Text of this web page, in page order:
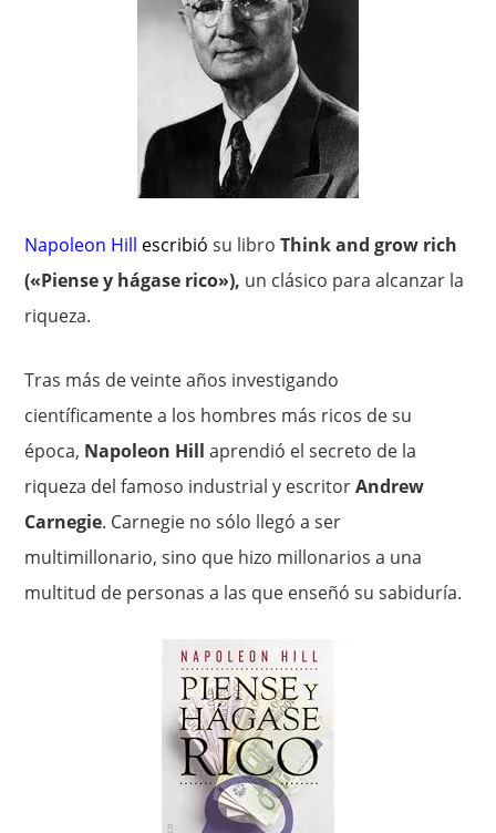
Napoleon Hill escribió su libroThink and grow rich
(«Piense y hágase rico»), un clásico para alcanzar la
riqueza.
Tras más de veinte años investigando
científicamente a los hombres más ricos de su
época, Napoleon Hill aprendió el secreto de la
riqueza del famoso industrial y escritorAndrew
Carnegie. Carnegie no sólo llegó a ser
multimillonario, sino que hizo millonarios a una
multitud de personas a las que enseñó su sabiduría.